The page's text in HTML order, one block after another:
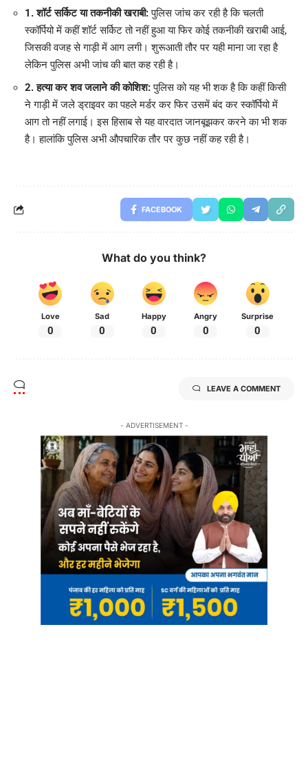
1. शॉर्ट सर्किट या तकनीकी खराबी:पुलिस जांच कर रही है कि चलती
स्कॉर्पियो में कहीं शॉर्ट सर्किट तो नहीं हुआ या फिर कोई तकनीकी खराबी आई,
जिसकी वजह से गाड़ी में आग लगी। शुरूआती तौर पर यही माना जा रहा है
लेकिन पुलिस अभी जांच की बात कह रही है।
2. हत्या कर शव जलाने की कोशिश:पुलिस को यह भी शक है कि कहीं किसी
ने गाड़ी में जले ड्राइवर का पहले मर्डर कर फिर उसमें बंद कर स्कॉर्पियो में
आग तो नहीं लगाई। इस हिसाब से यह वारदात जानबूझकर करने का भी शक
है। हालांकि पुलिस अभी औपचारिक तौर पर कुछ नहीं कह रही है।
FACEBOOK
What do you think?
Love
0
Sad
0
Happy
0
Angry
0
Surprise
0
LEAVE A COMMENT
- ADVERTISEMENT -